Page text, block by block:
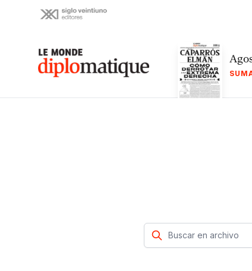
Le monde diplomatique